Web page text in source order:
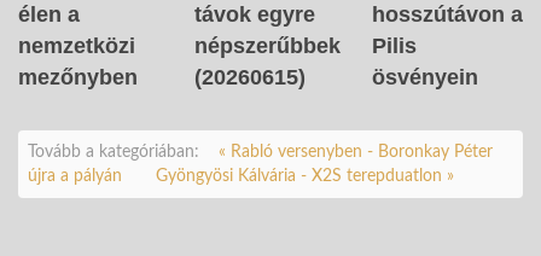
élen a
nemzetközi
mezőnyben
távok egyre
népszerűbbek
(20260615)
hosszútávon a
Pilis
ösvényein
Tovább a kategóriában:
« Rabló versenyben - Boronkay Péter
újra a pályán
Gyöngyösi Kálvária - X2S terepduatlon »